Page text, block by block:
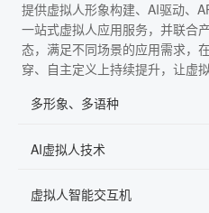
提供虚拟人形象构建、AI驱动、
一站式虚拟人应用服务，并联合
态，满足不同场景的应用需求，
穿、自主定义上持续提升，让虚
多形象、多语种
AI虚拟人技术
虚拟人智能交互机